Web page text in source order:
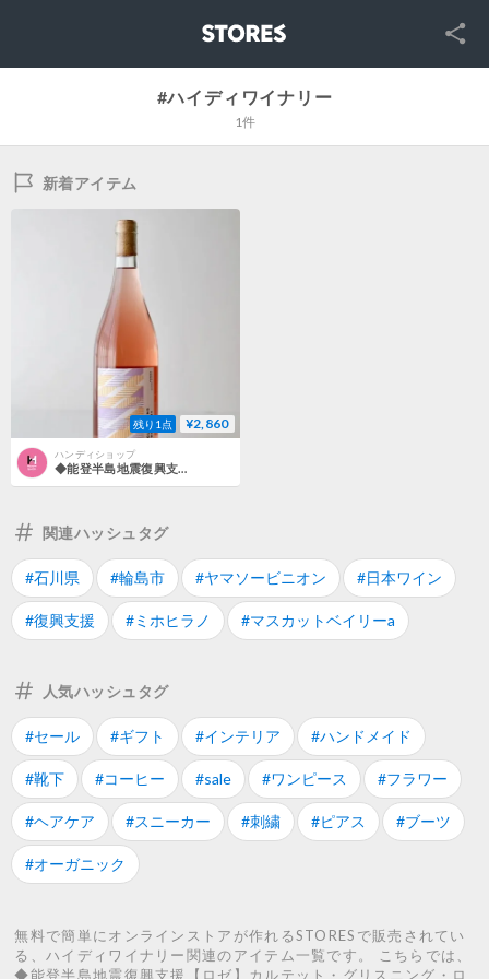
SNS
#ハイディワイナリー
1件
新着アイテム
残り1点 ¥2,860
ハンディショップ
◆能登半島地震復興支援【ロゼ】カルテット・グリスニング・ロゼ 2024／ハイディワイナリー
関連ハッシュタグ
#石川県 #輪島市 #ヤマソービニオン #日本ワイン
#復興支援 #ミホヒラノ #マスカットベイリーa
人気ハッシュタグ
#セール #ギフト #インテリア #ハンドメイド
#靴下 #コーヒー #sale #ワンピース #フラワー
#ヘアケア #スニーカー #刺繍 #ピアス #ブーツ
#オーガニック
無料で簡単にオンラインストアが作れるSTORESで販売されてい
る、ハイディワイナリー関連のアイテム一覧です。 こちらでは、
◆能登半島地震復興支援【ロゼ】カルテット・グリスニング・ロ